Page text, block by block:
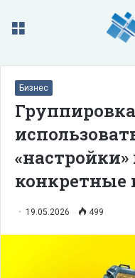
Меню
Бизнес
конкретные
19.05.2026 499